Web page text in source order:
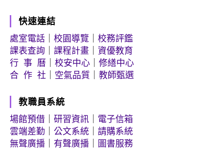
快速連結
處室電話
校園導覽
校務評鑑
課表查詢
課程計畫
資優教育
行 事 曆
校安中心
修繕中心
合 作 社
空氣品質 教師甄選
教職員系統
場館預借
研習資訊
電子信箱
雲端差勤
公文系統
請購系統
無聲廣播
有聲廣播 圖書服務